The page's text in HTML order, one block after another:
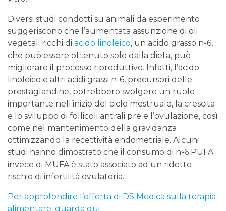
Diversi studi condotti su animali da esperimento
suggeriscono che l’aumentata assunzione di oli
vegetali ricchi di acido linoleico, un acido grasso n-6,
che può essere ottenuto solo dalla dieta, può
migliorare il processo riproduttivo. Infatti, l’acido
linoleico e altri acidi grassi n-6, precursori delle
prostaglandine, potrebbero svolgere un ruolo
importante nell’inizio del ciclo mestruale, la crescita
e lo sviluppo di follicoli antrali pre e l’ovulazione, così
come nel mantenimento della gravidanza
ottimizzando la recettività endometriale. Alcuni
studi hanno dimostrato che il consumo di n-6 PUFA
invece di MUFA è stato associato ad un ridotto
rischio di infertilità ovulatoria.
Per approfondire l’offerta di DS Medica sulla terapia
alimentare, guarda qui